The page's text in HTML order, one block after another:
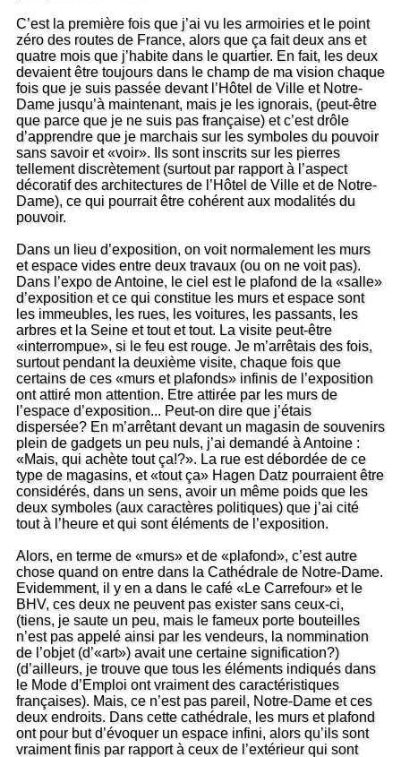
C’est la première fois que j’ai vu les armoiries et le point
zéro des routes de France, alors que ça fait deux ans et
quatre mois que j’habite dans le quartier. En fait, les deux
devaient être toujours dans le champ de ma vision chaque
fois que je suis passée devant l’Hôtel de Ville et Notre-
Dame jusqu’à maintenant, mais je les ignorais, (peut-être
que parce que je ne suis pas française) et c’est drôle
d’apprendre que je marchais sur les symboles du pouvoir
sans savoir et «voir». Ils sont inscrits sur les pierres
tellement discrètement (surtout par rapport à l’aspect
décoratif des architectures de l’Hôtel de Ville et de Notre-
Dame), ce qui pourrait être cohérent aux modalités du
pouvoir.
Dans un lieu d’exposition, on voit normalement les murs
et espace vides entre deux travaux (ou on ne voit pas).
Dans l’expo de Antoine, le ciel est le plafond de la «salle»
d’exposition et ce qui constitue les murs et espace sont
les immeubles, les rues, les voitures, les passants, les
arbres et la Seine et tout et tout. La visite peut-être
«interrompue», si le feu est rouge. Je m’arrêtais des fois,
surtout pendant la deuxième visite, chaque fois que
certains de ces «murs et plafonds» infinis de l’exposition
ont attiré mon attention. Etre attirée par les murs de
l’espace d’exposition... Peut-on dire que j’étais
dispersée? En m’arrêtant devant un magasin de souvenirs
plein de gadgets un peu nuls, j’ai demandé à Antoine :
«Mais, qui achète tout ça!?». La rue est débordée de ce
type de magasins, et «tout ça» Hagen Datz pourraient être
considérés, dans un sens, avoir un même poids que les
deux symboles (aux caractères politiques) que j’ai cité
tout à l’heure et qui sont éléments de l’exposition.
Alors, en terme de «murs» et de «plafond», c’est autre
chose quand on entre dans la Cathédrale de Notre-Dame.
Evidemment, il y en a dans le café «Le Carrefour» et le
BHV, ces deux ne peuvent pas exister sans ceux-ci,
(tiens, je saute un peu, mais le fameux porte bouteilles
n’est pas appelé ainsi par les vendeurs, la nommination
de l’objet (d’«art») avait une certaine signification?)
(d’ailleurs, je trouve que tous les éléments indiqués dans
le Mode d’Emploi ont vraiment des caractéristiques
françaises). Mais, ce n’est pas pareil, Notre-Dame et ces
deux endroits. Dans cette cathédrale, les murs et plafond
ont pour but d’évoquer un espace infini, alors qu’ils sont
vraiment finis par rapport à ceux de l’extérieur qui sont